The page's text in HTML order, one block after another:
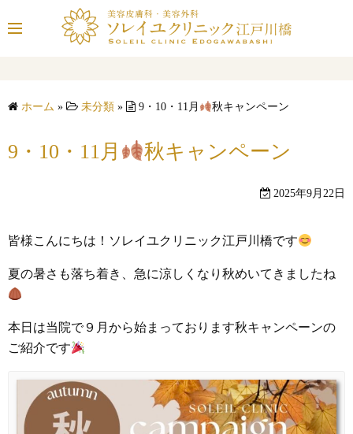
ン
へ
キ
ホーム » 未分類 » 9・10・11月 秋キャンペーン
9・10・11月 秋キャンペーン
2025年9月22日
皆様こんにちは！ソレイユクリニック江戸川橋です
夏の暑さも落ち着き、急に涼しくなり秋めいてきましたね
本日は当院で９月から始まっております秋キャンペーンの
ご紹介です